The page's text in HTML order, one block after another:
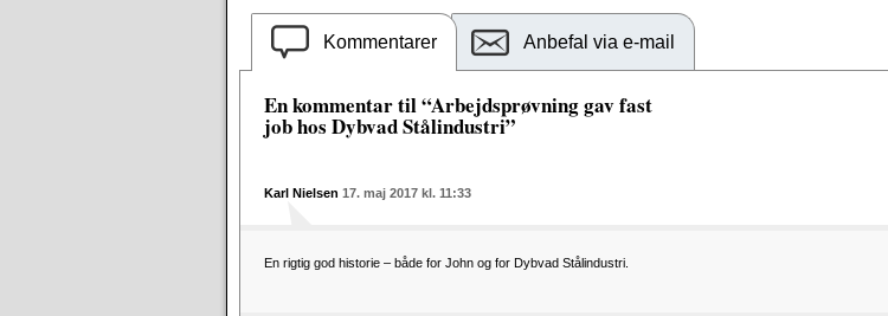
Kommentarer Anbefal via e-mail
En kommentar til “Arbejdsprøvning gav fast
job hos Dybvad Stålindustri”
Karl Nielsen 17. maj 2017 kl. 11:33
En rigtig god historie – både for John og for Dybvad Stålindustri.